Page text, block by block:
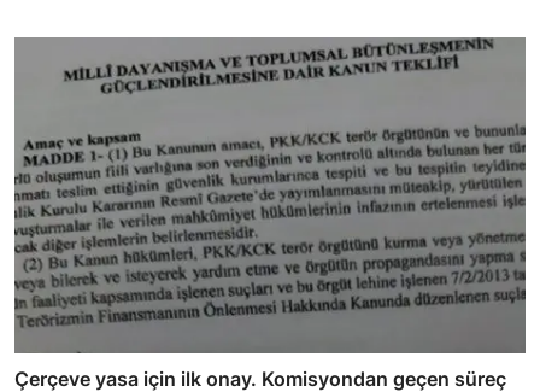
Çerçeve yasa için ilk onay. Komisyondan geçen süreç